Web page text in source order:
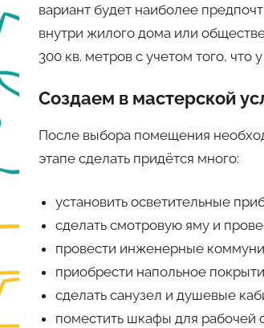
вариант будет наиболее
внутри жилого дома или
300 кв. метров с учетом того, что
Создаем в мастерской
После выбора помещения
этапе сделать придётся много:
установить осветительные
сделать смотровую яму и
провести инженерные
приобрести напольное
сделать санузел и душевые
поместить шкафы для рабочей